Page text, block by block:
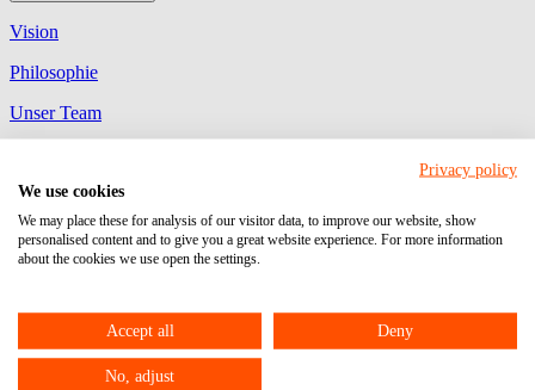
Vision
Philosophie
Unser Team
Auszeichnungen
Aktuelles Karriere Veranstaltungen Kontakt
myEURICON
Ihre Plattform zum Austausch von Dokumenten, Aufgaben,
Freigaben und Unterhaltungen mit uns!
Privacy policy
We use cookies
We may place these for analysis of our visitor data, to improve our website, show
personalised content and to give you a great website experience. For more information
about the cookies we use open the settings.
Accept all Deny
No, adjust